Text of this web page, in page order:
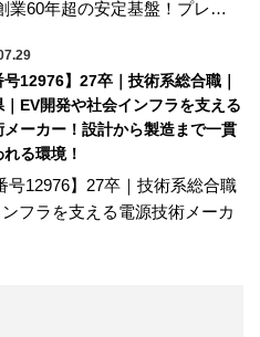
業60年超の安定基盤！プレ…
号12976】27卒｜技術系総合職｜
｜EV開発や社会インフラを支える
メーカー！設計から製造まで一貫
る環境！
号12976】27卒｜技術系総合職
フラを支える電源技術メーカ